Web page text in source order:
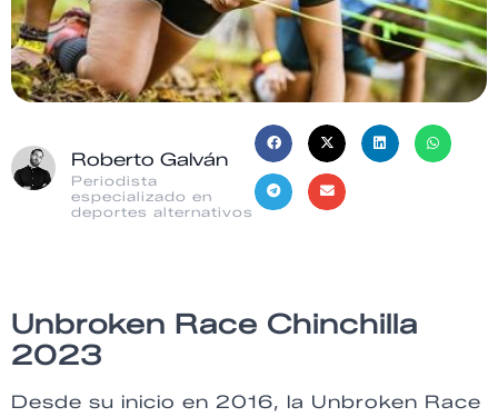
Roberto Galván
Periodista
especializado en
deportes alternativos
Unbroken Race Chinchilla
2023
Desde su inicio en 2016, la Unbroken Race